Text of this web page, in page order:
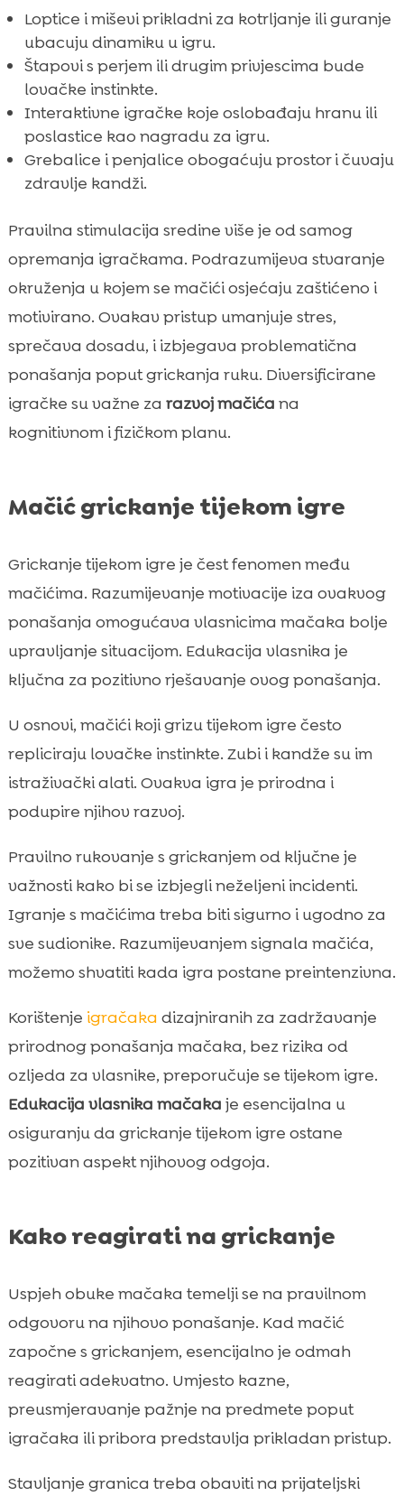
Loptice i miševi prikladni za kotrljanje ili guranje
ubacuju dinamiku u igru.
Štapovi s perjem ili drugim privjescima bude
lovačke instinkte.
Interaktivne igračke koje oslobađaju hranu ili
poslastice kao nagradu za igru.
Grebalice i penjalice obogaćuju prostor i čuvaju
zdravlje kandži.
Pravilna stimulacija sredine više je od samog
opremanja igračkama. Podrazumijeva stvaranje
okruženja u kojem se mačići osjećaju zaštićeno i
motivirano. Ovakav pristup umanjuje stres,
sprečava dosadu, i izbjegava problematična
ponašanja poput grickanja ruku. Diversificirane
igračke su važne za razvoj mačića na
kognitivnom i fizičkom planu.
Mačić grickanje tijekom igre
Grickanje tijekom igre je čest fenomen među
mačićima. Razumijevanje motivacije iza ovakvog
ponašanja omogućava vlasnicima mačaka bolje
upravljanje situacijom. Edukacija vlasnika je
ključna za pozitivno rješavanje ovog ponašanja.
U osnovi, mačići koji grizu tijekom igre često
repliciraju lovačke instinkte. Zubi i kandže su im
istraživački alati. Ovakva igra je prirodna i
podupire njihov razvoj.
Pravilno rukovanje s grickanjem od ključne je
važnosti kako bi se izbjegli neželjeni incidenti.
Igranje s mačićima treba biti sigurno i ugodno za
sve sudionike. Razumijevanjem signala mačića,
možemo shvatiti kada igra postane preintenzivna.
Korištenje igračaka dizajniranih za zadržavanje
prirodnog ponašanja mačaka, bez rizika od
ozljeda za vlasnike, preporučuje se tijekom igre.
Edukacija vlasnika mačaka je esencijalna u
osiguranju da grickanje tijekom igre ostane
pozitivan aspekt njihovog odgoja.
Kako reagirati na grickanje
Uspjeh obuke mačaka temelji se na pravilnom
odgovoru na njihovo ponašanje. Kad mačić
započne s grickanjem, esencijalno je odmah
reagirati adekvatno. Umjesto kazne,
preusmjeravanje pažnje na predmete poput
igračaka ili pribora predstavlja prikladan pristup.
Stavljanje granica treba obaviti na prijateljski